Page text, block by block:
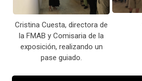
Cristina Cuesta, directora de
la FMAB y Comisaria de la
exposición, realizando un
pase guiado.